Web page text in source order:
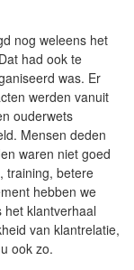
nog weleens het
had ook te
was. Er
werden vanuit
ouderwets
Mensen deden
waren niet goed
training, betere
hebben we
klantverhaal
van klantrelatie,
ook zo.